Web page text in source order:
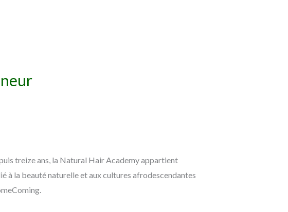
treize ans, la Natural Hair Academy appartient
à la beauté naturelle et aux cultures afrodescendantes